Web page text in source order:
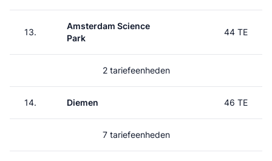
13.
Amsterdam Science
Park
44 TE
2 tariefeenheden
14. Diemen 46 TE
7 tariefeenheden